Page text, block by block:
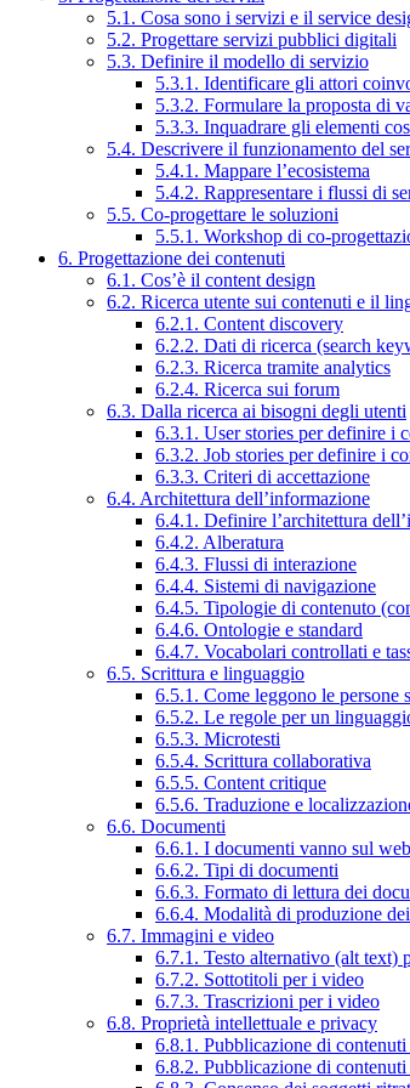
5.1. Cosa sono i servizi e il service
5.2. Progettare servizi pubblici digitali
5.3. Definire il modello di servizio
5.3.1. Identificare gli attori
5.3.2. Formulare la proposta di
5.3.3. Inquadrare gli elementi
5.4. Descrivere il funzionamento del
5.4.1. Mappare l’ecosistema
5.4.2. Rappresentare i flussi di
5.5. Co-progettare le soluzioni
5.5.1. Workshop di co-
6. Progettazione dei contenuti
6.1. Cos’è il content design
6.2. Ricerca utente sui contenuti e il
6.2.1. Content discovery
6.2.2. Dati di ricerca (search
6.2.3. Ricerca tramite analytics
6.2.4. Ricerca sui forum
6.3. Dalla ricerca ai bisogni degli utenti
6.3.1. User stories per definire i
6.3.2. Job stories per definire i
6.3.3. Criteri di accettazione
6.4. Architettura dell’informazione
6.4.1. Definire l’architettura
6.4.2. Alberatura
6.4.3. Flussi di interazione
6.4.4. Sistemi di navigazione
6.4.5. Tipologie di contenuto
6.4.6. Ontologie e standard
6.4.7. Vocabolari controllati e
6.5. Scrittura e linguaggio
6.5.1. Come leggono le persone
6.5.2. Le regole per un
6.5.3. Microtesti
6.5.4. Scrittura collaborativa
6.5.5. Content critique
6.5.6. Traduzione e
6.6. Documenti
6.6.1. I documenti vanno sul web
6.6.2. Tipi di documenti
6.6.3. Formato di lettura dei
6.6.4. Modalità di produzione
6.7. Immagini e video
6.7.1. Testo alternativo (alt text)
6.7.2. Sottotitoli per i video
6.7.3. Trascrizioni per i video
6.8. Proprietà intellettuale e privacy
6.8.1. Pubblicazione di
6.8.2. Pubblicazione di